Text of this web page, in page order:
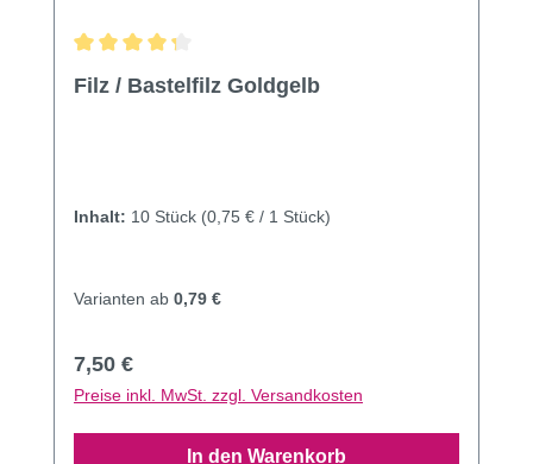
Filz / Bastelfilz Goldgelb
Inhalt: 10 Stück (0,75 € / 1 Stück)
Varianten ab 0,79 €
Regulärer Preis:
7,50 €
Preise inkl. MwSt. zzgl. Versandkosten
In den Warenkorb